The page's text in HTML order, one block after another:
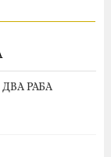
РАБА